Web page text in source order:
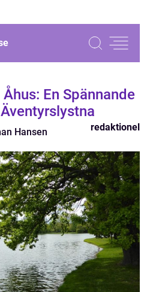
En Spännande
Hansen redaktionel